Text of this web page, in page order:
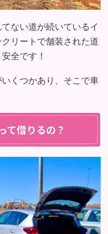
ない道が続いているイ
リートで舗装された道
全です！
くつかあり、そこで車
て借りるの？